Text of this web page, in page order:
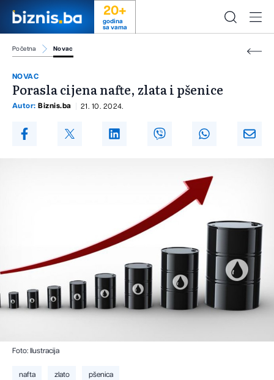
20+
godina
sa vama
Početna Novac
NOVAC
Porasla cijena nafte, zlata i pšenice
Autor: Biznis.ba 21. 10. 2024.
Foto: Ilustracija
nafta zlato pšenica